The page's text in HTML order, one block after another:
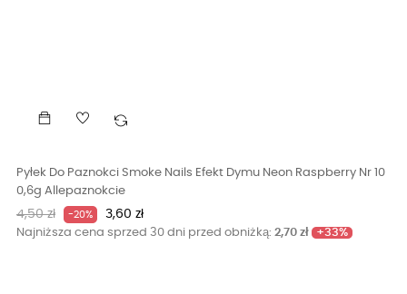
Pyłek Do Paznokci Smoke Nails Efekt Dymu Neon Raspberry Nr 10
0,6g Allepaznokcie
Cena
podstawowa
4,50 zł -20% Cena
3,60 zł
Najniższa cena sprzed 30 dni przed obniżką: 2,70 zł +33%